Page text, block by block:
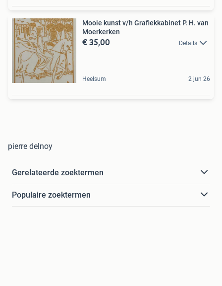
Mooie kunst v/h Grafiekkabinet P. H. van
Moerkerken
€ 35,00 Details
Heelsum 2 jun 26
pierre delnoy
Gerelateerde zoektermen
Populaire zoektermen